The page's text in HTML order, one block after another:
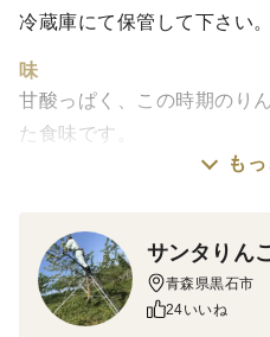
冷蔵庫にて保管して下さい。
味
甘酸っぱく、この時期のり
た食味です。
栽培・生産のこだわり
で、もぎたてを産地直送で
農薬は慣行栽培の7割ほど
き出すために、無肥料で育
も
サンタりん
青森県黒石市
24いいね